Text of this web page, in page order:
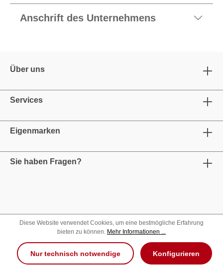
Anschrift des Unternehmens
Über uns
Services
Eigenmarken
Sie haben Fragen?
Diese Website verwendet Cookies, um eine bestmögliche Erfahrung
bieten zu können. Mehr Informationen ...
Nur technisch notwendige Konfigurieren